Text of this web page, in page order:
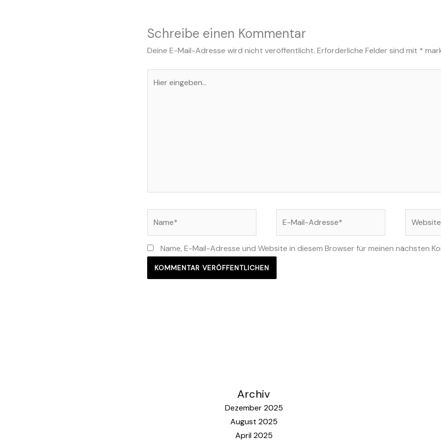
Schreibe einen Kommentar
Deine E-Mail-Adresse wird nicht veröffentlicht. Erforderliche Felder sind mit *
eingeben…
Adresse*
Name, E-Mail-Adresse und Website in diesem Browser für meinen nächsten
Archiv
Dezember 2025
August 2025
April 2025